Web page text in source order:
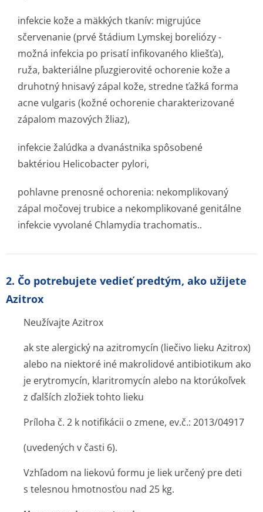
infekcie kože a mäkkých tkanív: migrujúce
sčervenanie (prvé štádium Lymskej boreliózy -
možná infekcia po prisatí infikovaného kliešťa),
ruža, bakteriálne pľuzgierovité ochorenie kože a
druhotný hnisavý zápal kože, stredne ťažká forma
acne vulgaris (kožné ochorenie charakterizované
zápalom mazových žliaz),
infekcie žalúdka a dvanástnika spôsobené
baktériou Helicobacter pylori,
pohlavne prenosné ochorenia: nekomplikovaný
zápal močovej trubice a nekomplikované genitálne
infekcie vyvolané Chlamydia trachomatis..
2. Čo potrebujete vedieť predtým, ako užijete
Azitrox
Neužívajte Azitrox
ak ste alergický na azitromycín (liečivo lieku Azitrox)
alebo na niektoré iné makrolidové antibiotikum ako
je erytromycín, klaritromycín alebo na ktorúkoľvek
z ďalších zložiek tohto lieku
Príloha č. 2 k notifikácii o zmene, ev.č.: 2013/04917
(uvedených v časti 6).
Vzhľadom na liekovú formu je liek určený pre deti
s telesnou hmotnosťou nad 25 kg.